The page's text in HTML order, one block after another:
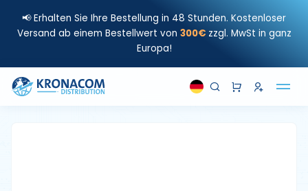
📢 Erhalten Sie Ihre Bestellung in 48 Stunden. Kostenloser
Versand ab einem Bestellwert von 300€ zzgl. MwSt in ganz
Europa!